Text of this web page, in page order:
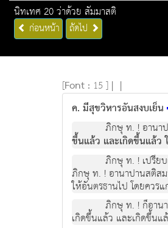
นิทเทศ 20 ว่าด้วย สัมมาสติ
ก่อนหน้า ถัดไป
[Font : 15 ] | |
ค. มีสุขวิหารอันสงบเย็น
ภิกษุ ท. ! อานา
ขึ้นแล้ว และเกิดขึ้นแล้ว
ภิกษุ ท. ! เปรีย
ภิกษุ ท. ! อานาปานสติส
ให้อันตรธานไป โดยควร
ภิกษุ ท. ! ก็อาน
เกิดขึ้นแล้ว และเกิดขึ้นแ